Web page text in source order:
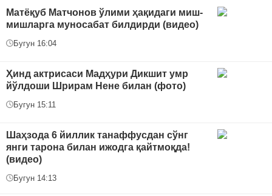
Матёқуб Матчонов ўлими ҳақидаги миш-
мишларга муносабат билдирди (видео)
Бугун 16:04
Ҳинд актрисаси Мадҳури Дикшит умр
йўлдоши Шрирам Нене билан (фото)
Бугун 15:11
Шаҳзода 6 йиллик танаффусдан сўнг
янги тарона билан ижодга қайтмоқда!
(видео)
Бугун 14:13